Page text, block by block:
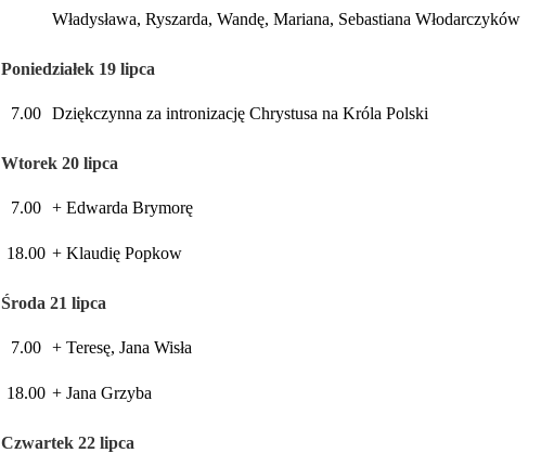
Władysława, Ryszarda, Wandę, Mariana, Sebastiana Włodarczyków
Poniedziałek 19 lipca
7.00 Dziękczynna za intronizację Chrystusa na Króla Polski
Wtorek 20 lipca
7.00 + Edwarda Brymorę
18.00 + Klaudię Popkow
Środa 21 lipca
7.00 + Teresę, Jana Wisła
18.00 + Jana Grzyba
Czwartek 22 lipca